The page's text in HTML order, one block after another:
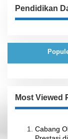
Pendidikan
Most Viewed
Cabang